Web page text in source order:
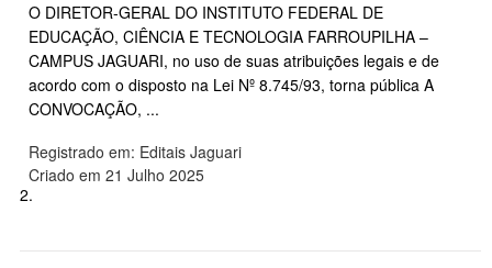
O DIRETOR-GERAL DO INSTITUTO FEDERAL DE
EDUCAÇÃO, CIÊNCIA E TECNOLOGIA FARROUPILHA –
CAMPUS JAGUARI, no uso de suas atribuições legais e de
acordo com o disposto na Lei Nº 8.745/93, torna pública A
CONVOCAÇÃO, ...
Registrado em: Editais Jaguari
Criado em 21 Julho 2025
2.